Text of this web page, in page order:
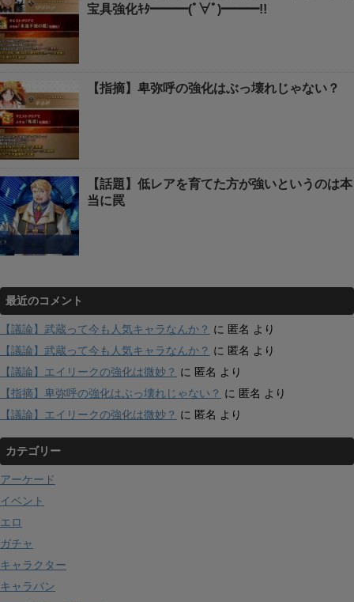
宝具強化ｷﾀ━━━(ﾟ∀ﾟ)━━━!!
【指摘】卑弥呼の強化はぶっ壊れじゃない？
【話題】低レアを育てた方が強いというのは本
当に罠
最近のコメント
【議論】武蔵って今も人気キャラなんか？ に 匿名 より
【議論】武蔵って今も人気キャラなんか？ に 匿名 より
【議論】エイリークの強化は微妙？ に 匿名 より
【指摘】卑弥呼の強化はぶっ壊れじゃない？ に 匿名 より
【議論】エイリークの強化は微妙？ に 匿名 より
カテゴリー
アーケード
イベント
エロ
ガチャ
キャラクター
キャラバン